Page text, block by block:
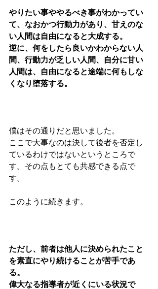
やりたい事ややるべき事がわかってい
て、なおかつ行動力があり、甘えのな
い人間は自由になると大成する。
逆に、何をしたら良いかわからない人
間、行動力が乏しい人間、自分に甘い
人間は、自由になると途端に何もしな
くなり堕落する。
僕はその通りだと思いました。
ここで大事なのは決して後者を否定し
ているわけではないというところで
す。その点もとても共感できる点で
す。
このように続きます。
ただし、前者は他人に決められたこと
を素直にやり続けることが苦手であ
る。
偉大なる指導者が近くにいる状況で